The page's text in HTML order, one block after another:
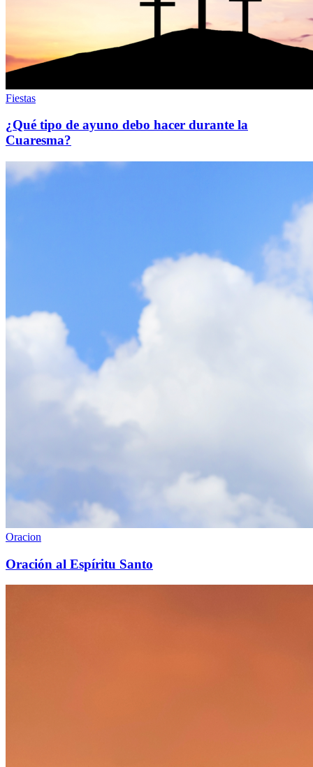
Fiestas
¿Qué tipo de ayuno debo hacer durante la
Cuaresma?
Oracion
Oración al Espíritu Santo